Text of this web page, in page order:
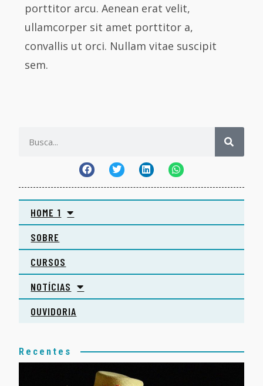
porttitor arcu. Aenean erat velit,
ullamcorper sit amet porttitor a,
convallis ut orci. Nullam vitae suscipit
sem.
HOME 1
SOBRE
CURSOS
NOTÍCIAS
OUVIDORIA
Recentes